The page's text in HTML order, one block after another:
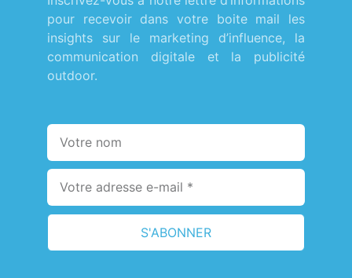
pour recevoir dans votre boite mail les
insights sur le marketing d’influence, la
communication digitale et la publicité
outdoor.
S'ABONNER